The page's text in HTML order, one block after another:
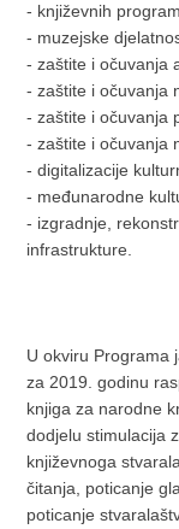
- književnih
- muzejske
- zaštite i očuvanja
- zaštite i očuvanja
- zaštite i očuvanja
- zaštite i očuvanja
- digitalizacije
- međunarodne
- izgradnje,
infrastrukture.
U okviru Programa
za 2019. godinu
knjiga za narodne
dodjelu stimulacija
književnoga
čitanja, poticanje
poticanje